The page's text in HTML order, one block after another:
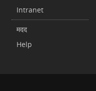
Intranet
मदद
Help